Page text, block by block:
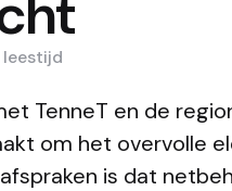
leestijd
TenneT en de
om het overvolle
is dat